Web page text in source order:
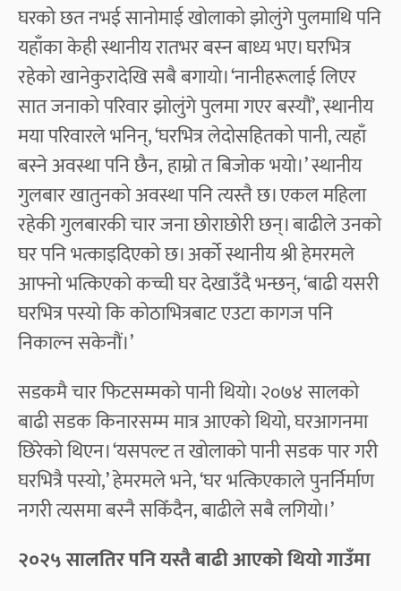
घरको छत नभई सानोमाई खोलाको झोलुंगे पुलमाथि पनि
यहाँका केही स्थानीय रातभर बस्न बाध्य भए। घरभित्र
रहेको खानेकुरादेखि सबै बगायो। ‘नानीहरूलाई लिएर
सात जनाको परिवार झोलुंगे पुलमा गएर बस्यौं’, स्थानीय
मया परिवारले भनिन्, ‘घरभित्र लेदोसहितको पानी, त्यहाँ
बस्ने अवस्था पनि छैन, हाम्रो त बिजोक भयो।’ स्थानीय
गुलबार खातुनको अवस्था पनि त्यस्तै छ। एकल महिला
रहेकी गुलबारकी चार जना छोराछोरी छन्। बाढीले उनको
घर पनि भत्काइदिएको छ। अर्को स्थानीय श्री हेमरमले
आफ्नो भत्किएको कच्ची घर देखाउँदै भन्छन्, ‘बाढी यसरी
घरभित्र पस्यो कि कोठाभित्रबाट एउटा कागज पनि
निकाल्न सकेनौं।’
सडकमै चार फिटसम्मको पानी थियो। २०७४ सालको
बाढी सडक किनारसम्म मात्र आएको थियो, घरआगनमा
छिरेको थिएन। ‘यसपल्ट त खोलाको पानी सडक पार गरी
घरभित्रै पस्यो,’ हेमरमले भने, ‘घर भत्किएकाले पुनर्निर्माण
नगरी त्यसमा बस्नै सकिँदैन, बाढीले सबै लगियो।’
२०२५ सालतिर पनि यस्तै बाढी आएको थियो गाउँमा